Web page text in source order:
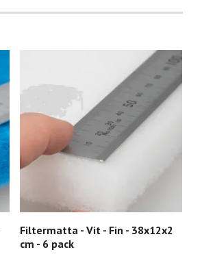
Filtermatta - Vit - Fin - 38x12x2
cm - 6 pack